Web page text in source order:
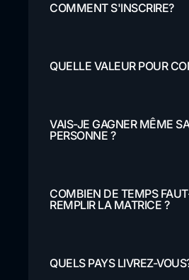
COMMENT S'INSCRIRE?
QUELLE VALEUR POUR
VAIS-JE GAGNER MÊME
PERSONNE ?
COMBIEN DE TEMPS
REMPLIR LA MATRICE ?
QUELS PAYS LIVREZ-